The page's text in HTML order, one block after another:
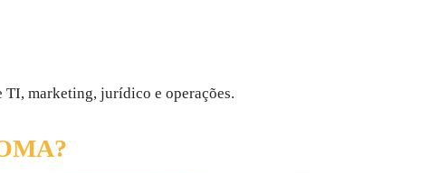
TI, marketing, jurídico e operações.